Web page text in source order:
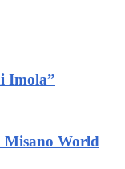
Imola”
Misano World